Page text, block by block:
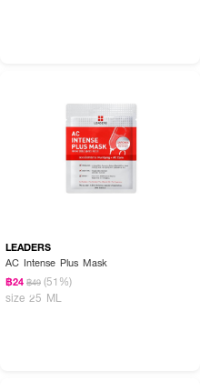
LEADERS
AC Intense Plus Mask
฿24 ฿49 (51%)
size 25 ML